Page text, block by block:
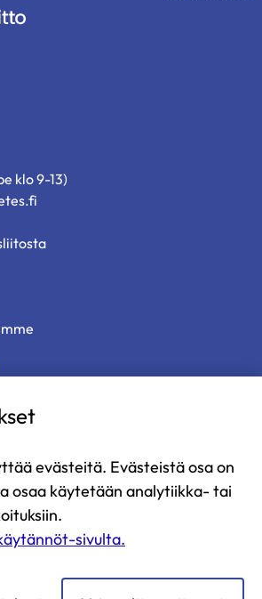
klo 9-13)
kumppanuus
evästeitä. Evästeistä osa on
osaa käytetään analytiikka- tai
sivulta.